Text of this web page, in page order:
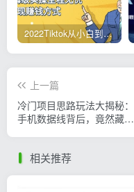
2022Tiktok从小白到精英实操，0-1保姆级实操全程无忧，多种变现赚钱方式
上一篇
冷门项目思路玩法大揭秘：
手机数据线背后，竟然藏着
相关推荐